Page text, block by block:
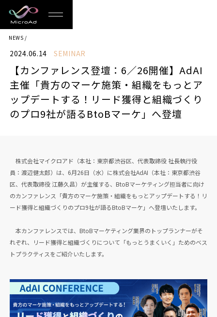
MicroAd
-
Redesigning
the
Future
Life
NEWS
2024.06.14 SEMINAR
【カンファレンス登壇：6／26開催】AdAI
主催「貴方のマーケ施策・組織をもっとア
ップデートする！リード獲得と組織づくり
のプロ9社が語るBtoBマーケ」へ登壇
株式会社マイクロアド（本社：東京都渋谷区、代表取締役 社長執行役
員：渡辺健太郎）は、6月26日（水）に株式会社AdAI（本社：東京都渋谷
区、代表取締役 江藤久昌）が主催する、BtoBマーケティング担当者に向け
のカンファレンス「貴方のマーケ施策・組織をもっとアップデートする！リ
ード獲得と組織づくりのプロ9社が語るBtoBマーケ」へ登壇いたします。
本カンファレンスでは、BtoBマーケティング業界のトップランナーがそ
れぞれ、リード獲得と組織づくりについて「もっとうまくいく」ためのベス
トプラクティスをご紹介いたします。